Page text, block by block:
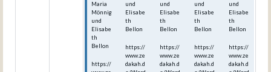
Maria
Mönnig
und
Elisabe
th
Bellon
https://
und
Elisabe
th
Bellon
https://
www.ze
dakah.d
und
Elisabe
th
Bellon
https://
www.ze
dakah.d
und
Elisabe
th
Bellon
https://
www.ze
dakah.d
und
Elisabe
th
Bellon
https://
www.ze
dakah.d